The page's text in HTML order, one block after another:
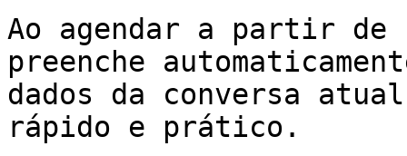
Ao agendar a partir de
preenche
dados da conversa
rápido e prático.